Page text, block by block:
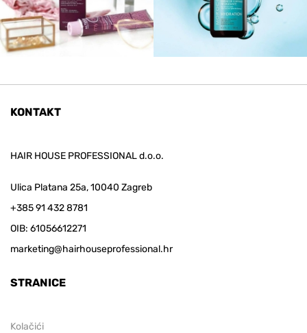
KONTAKT
HAIR HOUSE PROFESSIONAL d.o.o.
Ulica Platana 25a, 10040 Zagreb
+385 91 432 8781
OIB: 61056612271
marketing@hairhouseprofessional.hr
STRANICE
Kolačići